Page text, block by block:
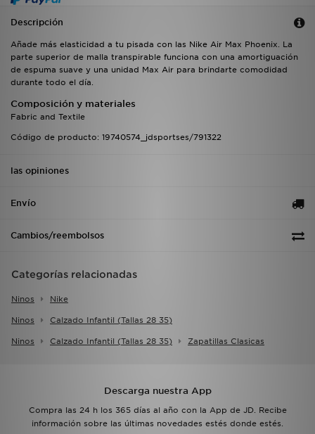
Descripción
Añade más elasticidad a tu pisada con las Nike Air Max Phoenix. La
parte superior de malla transpirable funciona con una amortiguación
de espuma suave y una unidad Max Air para brindarte comodidad
durante todo el día.
Composición y materiales
Fabric and Textile
Código de producto: 19740574_jdsportses/791322
las opiniones
Envío
Cambios/reembolsos
Categorías relacionadas
Ninos Nike
Ninos Calzado Infantil (tallas 28 35)
Ninos Calzado Infantil (tallas 28 35) Zapatillas Clasicas
Descarga nuestra App
Compra las 24 h los 365 días al año con la App de JD. Recibe
información sobre las últimas novedades estés donde estés.